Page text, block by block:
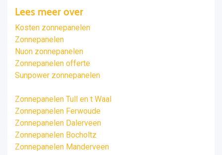
Lees meer over
Kosten zonnepanelen
Zonnepanelen
Nuon zonnepanelen
Zonnepanelen offerte
Sunpower zonnepanelen
Zonnepanelen Tull en t Waal
Zonnepanelen Ferwoude
Zonnepanelen Dalerveen
Zonnepanelen Bocholtz
Zonnepanelen Manderveen